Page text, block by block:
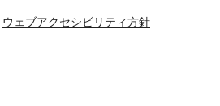
ウェブアクセシビリティ方針